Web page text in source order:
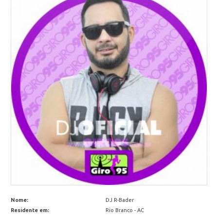
Nome:
DJ R-Bader
Residente em:
Rio Branco - AC